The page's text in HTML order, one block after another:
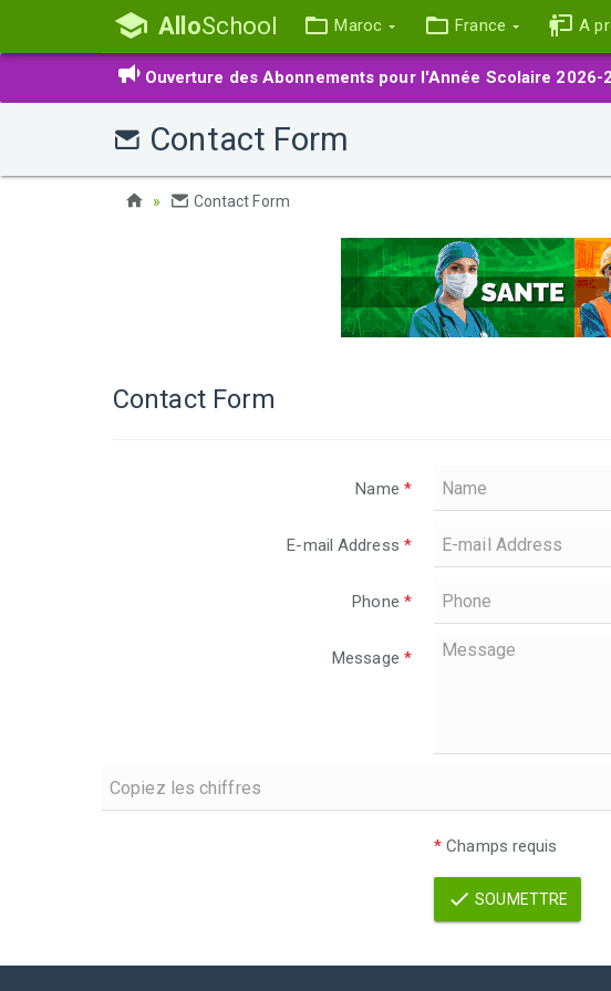
AlloSchool Maroc France A
Ouverture des Abonnements pour l'Année Scolaire 2026-
Contact Form
Contact Form
Contact Form
Name *
E-mail Address *
Phone *
Message *
* Champs requis
SOUMETTRE